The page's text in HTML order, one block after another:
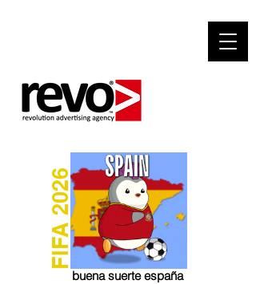
buena suerte españa
FIFA 2026